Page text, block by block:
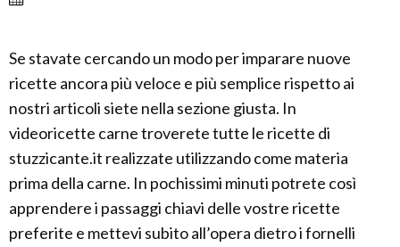
Se stavate cercando un modo per imparare nuove
ricette ancora più veloce e più semplice rispetto ai
nostri articoli siete nella sezione giusta. In
videoricette carne troverete tutte le ricette di
stuzzicante.it realizzate utilizzando come materia
prima della carne. In pochissimi minuti potrete così
apprendere i passaggi chiavi delle vostre ricette
preferite e mettevi subito all’opera dietro i fornelli